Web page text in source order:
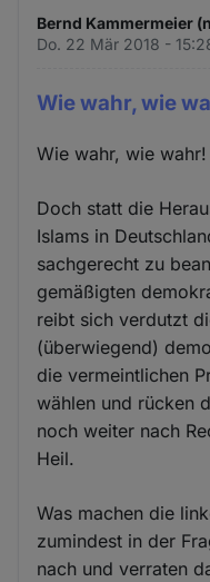
Bernd Kammermeier
Do. 22 Mär 2018 -
Wie wahr, wie
Wie wahr, wie wahr!
Doch statt die
Islams in
sachgerecht zu
gemäßigten
reibt sich verdutzt
(überwiegend)
die vermeintlichen
wählen und rücken
noch weiter nach
Heil.
Was machen die
zumindest in der
nach und verraten